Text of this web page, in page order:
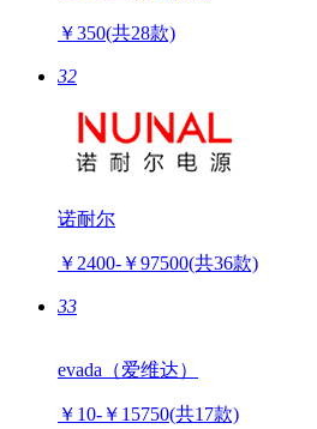
￥350(共28款)
32
诺耐尔
￥2400-￥97500(共36款)
33
evada（爱维达）
￥10-￥15750(共17款)